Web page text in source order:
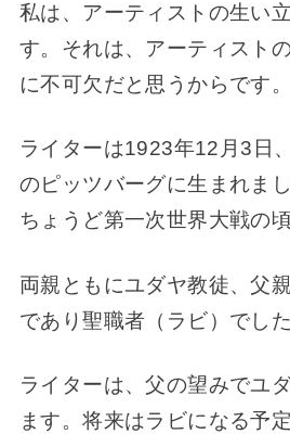
私は、アーティストの生い
す。それは、アーティスト
に不可欠だと思うからです。
ライターは1923年12月3日
のピッツバーグに生まれまし
ちょうど第一次世界大戦の頃
両親ともにユダヤ教徒、父
であり聖職者（ラビ）でした
ライターは、父の望みでユ
ます。将来はラビになる予